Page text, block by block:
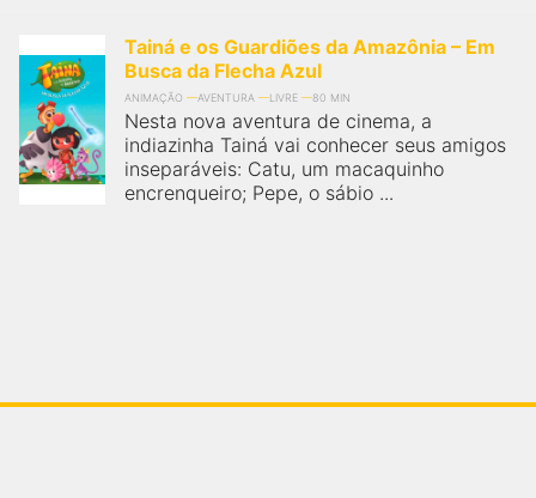
Tainá e os Guardiões da Amazônia – Em
Busca da Flecha Azul
ANIMAÇÃO AVENTURA LIVRE 80 MIN
Nesta nova aventura de cinema, a
indiazinha Tainá vai conhecer seus amigos
inseparáveis: Catu, um macaquinho
encrenqueiro; Pepe, o sábio ...